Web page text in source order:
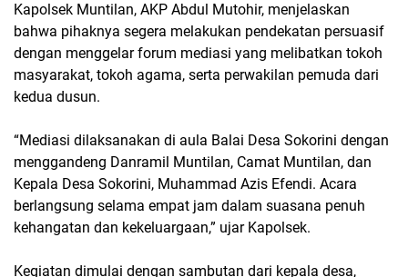
Kapolsek Muntilan, AKP Abdul Mutohir, menjelaskan
bahwa pihaknya segera melakukan pendekatan persuasif
dengan menggelar forum mediasi yang melibatkan tokoh
masyarakat, tokoh agama, serta perwakilan pemuda dari
kedua dusun.
“Mediasi dilaksanakan di aula Balai Desa Sokorini dengan
menggandeng Danramil Muntilan, Camat Muntilan, dan
Kepala Desa Sokorini, Muhammad Azis Efendi. Acara
berlangsung selama empat jam dalam suasana penuh
kehangatan dan kekeluargaan,” ujar Kapolsek.
Kegiatan dimulai dengan sambutan dari kepala desa,